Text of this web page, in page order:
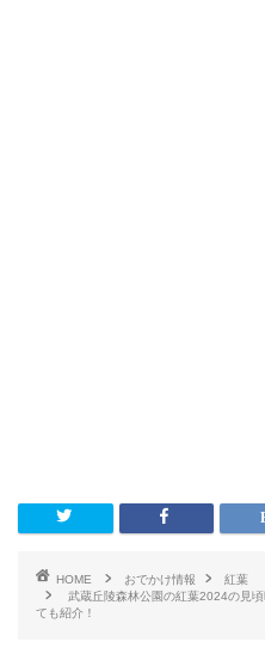
HOME おでかけ情報
紅葉
武蔵丘陵森林公園の紅葉2024の見
ても紹介！